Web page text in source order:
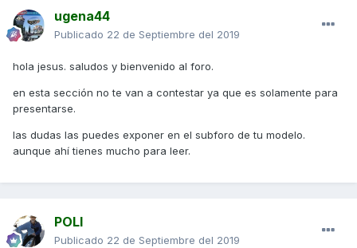
ugena44
Publicado 22 de Septiembre del 2019
hola jesus. saludos y bienvenido al foro.
en esta sección no te van a contestar ya que es solamente para
presentarse.
las dudas las puedes exponer en el subforo de tu modelo.
aunque ahí tienes mucho para leer.
POLI
Publicado 22 de Septiembre del 2019